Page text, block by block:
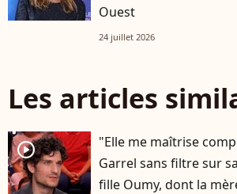
Ouest
24 juillet 2026
Les articles
player2
"Elle me maîtrise
Garrel sans filtre sur
fille Oumy, dont la